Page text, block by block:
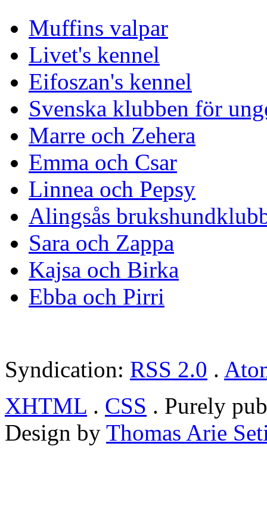
Muffins valpar
Livet's kennel
Eifoszan's kennel
Svenska klubben för
Marre och Zehera
Emma och Csar
Linnea och Pepsy
Alingsås
Sara och Zappa
Kajsa och Birka
Ebba och Pirri
Syndication: RSS 2.0 .
XHTML . CSS . Purely
Design by Thomas Arie